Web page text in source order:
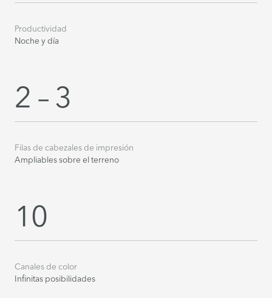
Productividad
Noche y día
2 – 3
Filas de cabezales de impresión
Ampliables sobre el terreno
10
Canales de color
Infinitas posibilidades